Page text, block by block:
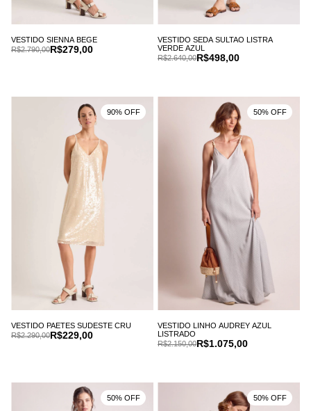
VESTIDO SIENNA BEGE
R$279,00
R$2.790,00
VESTIDO SEDA SULTAO LISTRA
VERDE AZUL
R$498,00
R$2.640,00
VESTIDO PAETES SUDESTE CRU
R$229,00
R$2.290,00
90% OFF
VESTIDO LINHO AUDREY AZUL
LISTRADO
R$1.075,00
R$2.150,00
50% OFF
50% OFF 50% OFF